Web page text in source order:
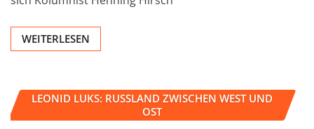
WEITERLESEN
LEONID LUKS: RUSSLAND ZWISCHEN WEST UND
OST